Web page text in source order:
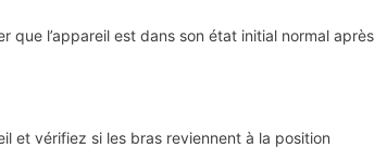
que l’appareil est dans son état initial normal après
et vérifiez si les bras reviennent à la position